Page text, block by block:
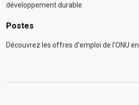
développement durable
Postes
Découvrez les offres d'emploi de l'ONU en